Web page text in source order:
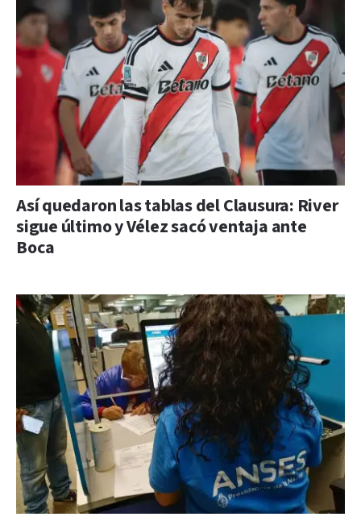
Así quedaron las tablas del Clausura: River
sigue último y Vélez sacó ventaja ante
Boca